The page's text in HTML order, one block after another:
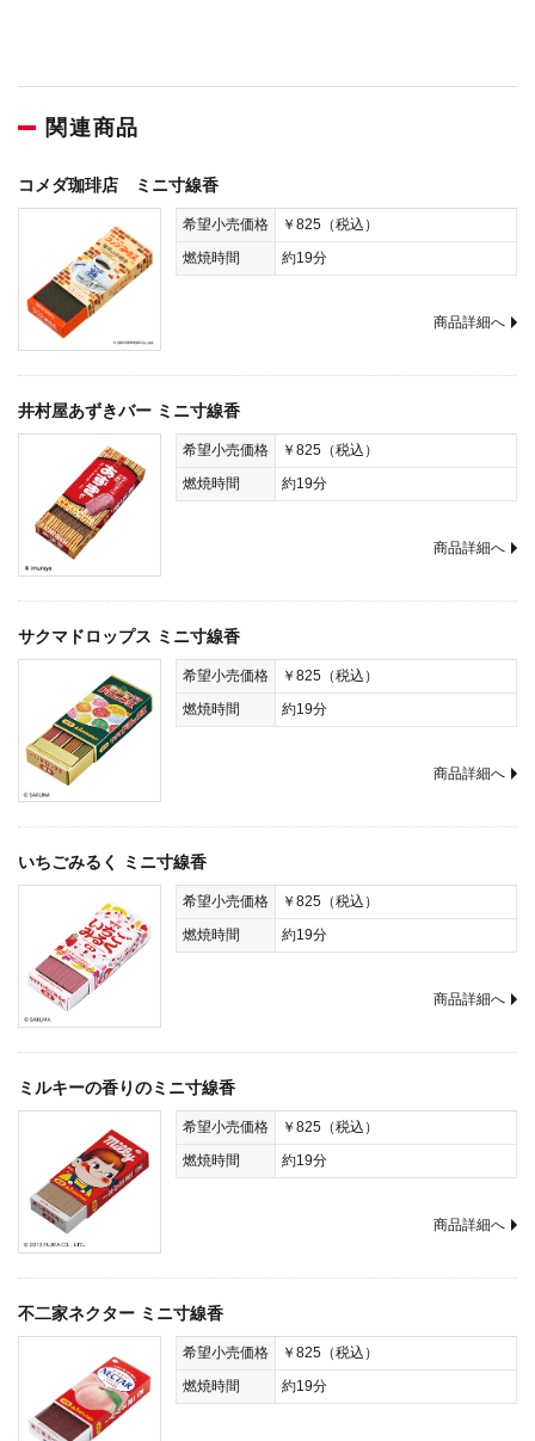
関連商品
コメダ珈琲店 ミニ寸線香
希望小売価格
￥825（税込）
燃焼時間
約19分
商品詳細へ
井村屋あずきバー ミニ寸線香
希望小売価格
￥825（税込）
燃焼時間
約19分
商品詳細へ
サクマドロップス ミニ寸線香
希望小売価格
￥825（税込）
燃焼時間
約19分
商品詳細へ
いちごみるく ミニ寸線香
希望小売価格
￥825（税込）
燃焼時間
約19分
商品詳細へ
ミルキーの香りのミニ寸線香
希望小売価格
￥825（税込）
燃焼時間
約19分
商品詳細へ
不二家ネクター ミニ寸線香
希望小売価格
￥825（税込）
燃焼時間
約19分